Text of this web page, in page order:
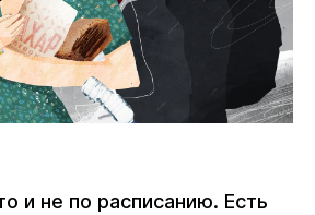
и не по расписанию. Есть